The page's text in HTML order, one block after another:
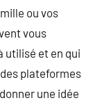
ou vos
vous
utilisé et en qui
plateformes
une idée